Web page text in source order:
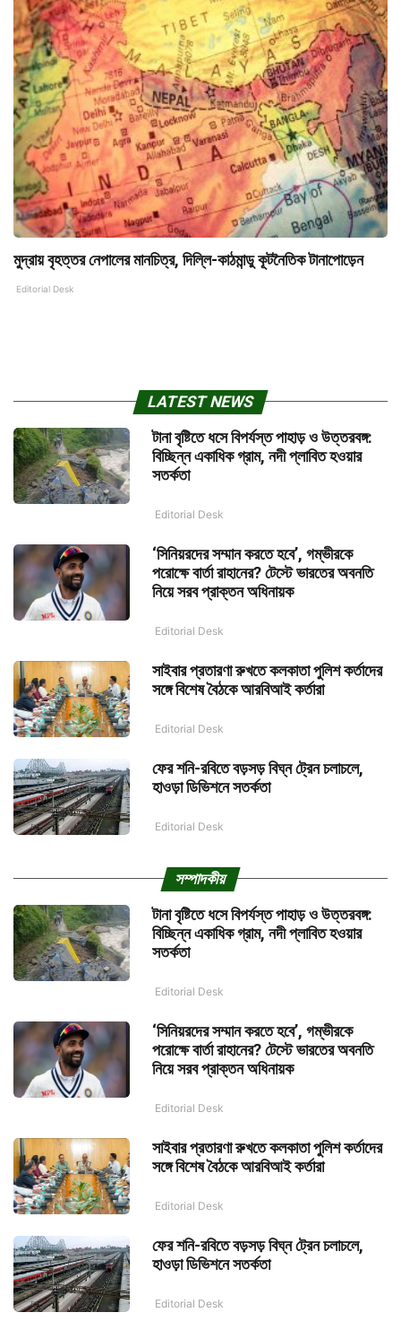
মুদ্রায় বৃহত্তর নেপালের মানচিত্র, দিল্লি-কাঠমান্ডু কূটনৈতিক টানাপোড়েন
Editorial Desk
LATEST NEWS
টানা বৃষ্টিতে ধসে বিপর্যস্ত পাহাড় ও উত্তরবঙ্গ:
বিচ্ছিন্ন একাধিক গ্রাম, নদী প্লাবিত হওয়ার
সতর্কতা
Editorial Desk
‘সিনিয়রদের সম্মান করতে হবে’, গম্ভীরকে
পরোক্ষে বার্তা রাহানের? টেস্টে ভারতের অবনতি
নিয়ে সরব প্রাক্তন অধিনায়ক
Editorial Desk
সাইবার প্রতারণা রুখতে কলকাতা পুলিশ কর্তাদের
সঙ্গে বিশেষ বৈঠকে আরবিআই কর্তারা
Editorial Desk
ফের শনি-রবিতে বড়সড় বিঘ্ন ট্রেন চলাচলে,
হাওড়া ডিভিশনে সতর্কতা
Editorial Desk
সম্পাদকীয়
টানা বৃষ্টিতে ধসে বিপর্যস্ত পাহাড় ও উত্তরবঙ্গ:
বিচ্ছিন্ন একাধিক গ্রাম, নদী প্লাবিত হওয়ার
সতর্কতা
Editorial Desk
‘সিনিয়রদের সম্মান করতে হবে’, গম্ভীরকে
পরোক্ষে বার্তা রাহানের? টেস্টে ভারতের অবনতি
নিয়ে সরব প্রাক্তন অধিনায়ক
Editorial Desk
সাইবার প্রতারণা রুখতে কলকাতা পুলিশ কর্তাদের
সঙ্গে বিশেষ বৈঠকে আরবিআই কর্তারা
Editorial Desk
ফের শনি-রবিতে বড়সড় বিঘ্ন ট্রেন চলাচলে,
হাওড়া ডিভিশনে সতর্কতা
Editorial Desk